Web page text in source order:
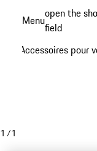
principal
Menuopen the
field
Accessoires pour
1 /1